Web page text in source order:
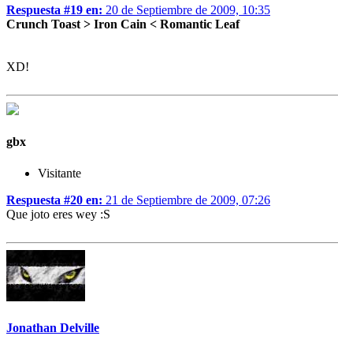
Respuesta #19 en: 20 de Septiembre de 2009, 10:35
Crunch Toast > Iron Cain < Romantic Leaf
XD!
gbx
Visitante
Respuesta #20 en: 21 de Septiembre de 2009, 07:26
Que joto eres wey :S
Jonathan Delville